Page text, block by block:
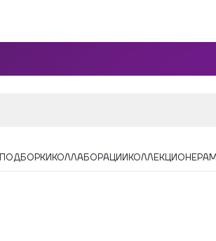
ПОДБОРКИ КОЛЛАБОРАЦИИ КОЛЛЕКЦИОНЕРАМ